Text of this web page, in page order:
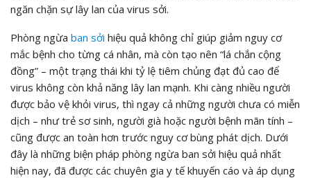
ngăn chặn sự lây lan của virus sởi.
Phòng ngừa ban sởi hiệu quả không chỉ giúp giảm nguy cơ
mắc bệnh cho từng cá nhân, mà còn tạo nên “lá chắn cộng
đồng” – một trạng thái khi tỷ lệ tiêm chủng đạt đủ cao để
virus không còn khả năng lây lan mạnh. Khi càng nhiều người
được bảo vệ khỏi virus, thì ngay cả những người chưa có miễn
dịch – như trẻ sơ sinh, người già hoặc người bệnh mãn tính –
cũng được an toàn hơn trước nguy cơ bùng phát dịch. Dưới
đây là những biện pháp phòng ngừa ban sởi hiệu quả nhất
hiện nay, đã được các chuyên gia y tế khuyến cáo và áp dụng